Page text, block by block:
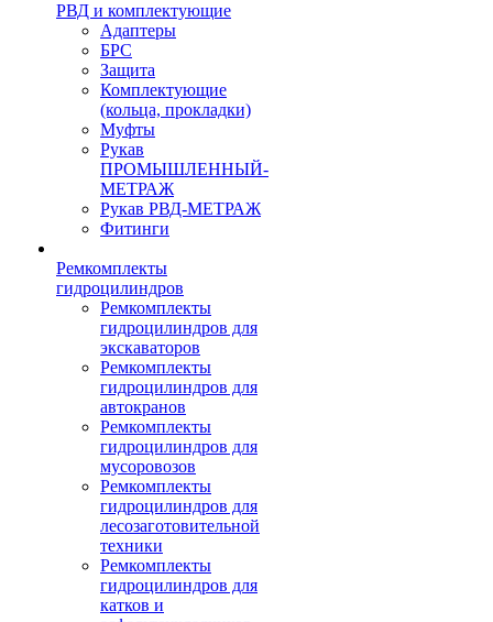
РВД и комплектующие
Адаптеры
БРС
Защита
Комплектующие
(кольца, прокладки)
Муфты
Рукав
ПРОМЫШЛЕННЫЙ-
МЕТРАЖ
Рукав РВД-МЕТРАЖ
Фитинги
Ремкомплекты
гидроцилиндров
Ремкомплекты
гидроцилиндров для
экскаваторов
Ремкомплекты
гидроцилиндров для
автокранов
Ремкомплекты
гидроцилиндров для
мусоровозов
Ремкомплекты
гидроцилиндров для
лесозаготовительной
техники
Ремкомплекты
гидроцилиндров для
катков и